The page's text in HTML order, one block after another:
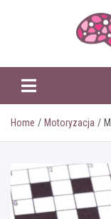
Home Motoryzacja